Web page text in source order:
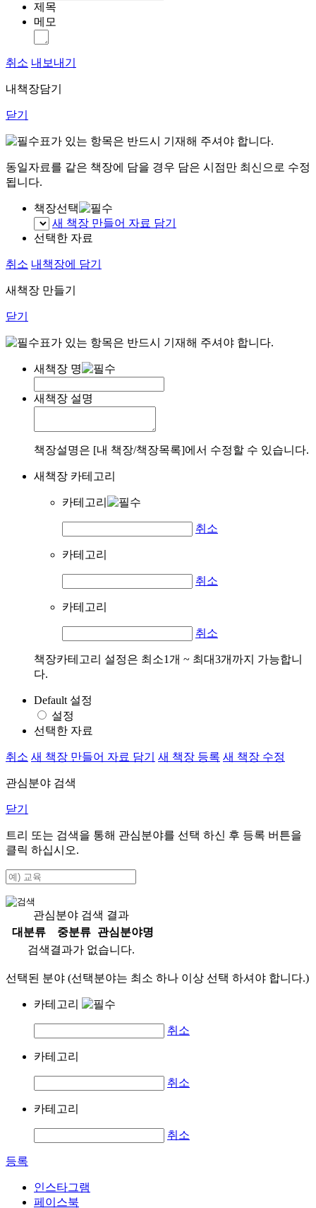
제목
메모
취소 내보내기
내책장담기
닫기
표가 있는 항목은 반드시 기재해 주셔야 합니다.
동일자료를 같은 책장에 담을 경우 담은 시점만 최신으로 수정
됩니다.
책장선택
새 책장 만들어 자료 담기
선택한 자료
취소 내책장에 담기
새책장 만들기
닫기
표가 있는 항목은 반드시 기재해 주셔야 합니다.
새책장 명
새책장 설명
책장설명은 [내 책장/책장목록]에서 수정할 수 있습니다.
새책장 카테고리
카테고리
취소
카테고리
취소
카테고리
취소
책장카테고리 설정은 최소1개 ~ 최대3개까지 가능합니
다.
Default 설정
설정
선택한 자료
취소 새 책장 만들어 자료 담기 새 책장 등록 새 책장 수정
관심분야 검색
닫기
트리 또는 검색을 통해 관심분야를 선택 하신 후 등록 버튼을
클릭 하십시오.
관심분야 검색 결과
대분류
중분류
관심분야명
검색결과가 없습니다.
선택된 분야 (선택분야는 최소 하나 이상 선택 하셔야 합니다.)
카테고리
취소
카테고리
취소
카테고리
취소
등록
인스타그램
페이스북